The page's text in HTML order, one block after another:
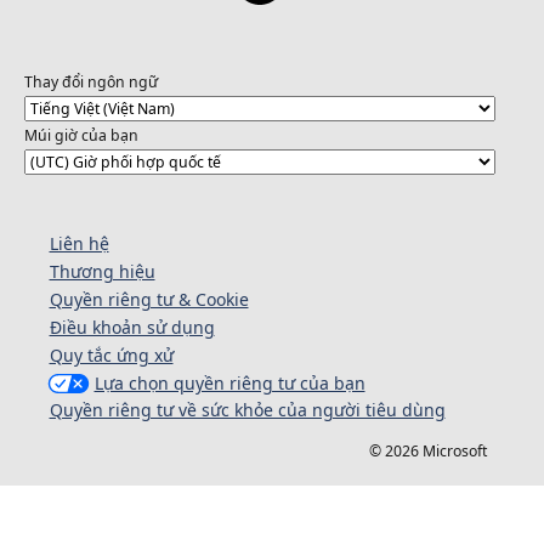
Thay đổi ngôn ngữ
Múi giờ của bạn
Liên hệ
Thương hiệu
Quyền riêng tư & Cookie
Điều khoản sử dụng
Quy tắc ứng xử
Lựa chọn quyền riêng tư của bạn
Quyền riêng tư về sức khỏe của người tiêu dùng
© 2026 Microsoft